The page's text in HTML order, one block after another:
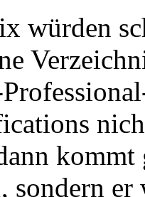
würden
kommt
sondern